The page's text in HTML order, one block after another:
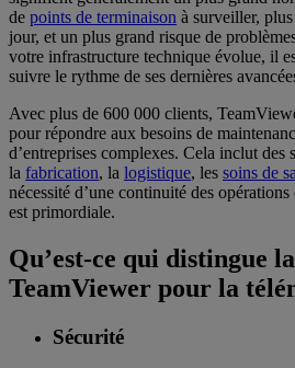
de points de terminaison à surveiller,
jour, et un plus grand risque de
votre infrastructure technique évolue, il
suivre le rythme de ses dernières
Avec plus de 600 000 clients,
pour répondre aux besoins de
d’entreprises complexes. Cela inclut des
la fabrication, la logistique, les soins de
nécessité d’une continuité des opérations
est primordiale.
Qu’est-ce qui distingue
TeamViewer pour la
Sécurité